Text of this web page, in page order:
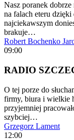
Nasz poranek dobrze
na falach eteru
najciekawszym
brakuje…
Robert Bochenko
09:00
RADIO
O tej porze do
firmy, biura i wielkie
przyjemniej
szybciej…
Grzegorz Lament
12:00